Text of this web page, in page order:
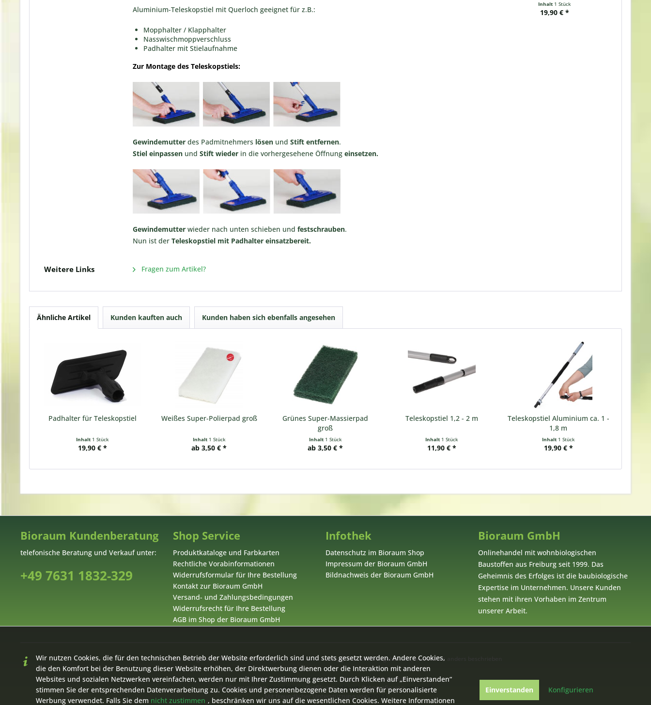
Aluminium-Teleskopstiel mit Querloch geeignet für z.B.:
Mopphalter / Klapphalter
Nasswischmoppverschluss
Padhalter mit Stielaufnahme
Zur Montage des Teleskopstiels:
Gewindemutter des Padmitnehmers lösen undStift entfernen.
Stiel einpassen undStift wieder in die vorhergesehene Öffnungeinsetzen.
Gewindemutter wieder nach unten schieben und festschrauben.
Nun ist derTeleskopstiel mit Padhalter einsatzbereit.
Weitere Links Fragen zum Artikel?
Inhalt 1 Stück
19,90 € *
Ähnliche Artikel Kunden kauften auch Kunden haben sich ebenfalls angesehen
Padhalter für Teleskopstiel
Inhalt 1 Stück
19,90 € *
Weißes Super-Polierpad groß
Inhalt 1 Stück
ab 3,50 € *
Grünes Super-Massierpad
groß
Inhalt 1 Stück
ab 3,50 € *
Teleskopstiel 1,2 - 2 m
Inhalt 1 Stück
11,90 € *
Teleskopstiel Aluminium ca. 1 -
1,8 m
Inhalt 1 Stück
19,90 € *
Bioraum Kundenberatung
telefonische Beratung und Verkauf unter:
+49 7631 1832-329
Shop Service
Produktkataloge und Farbkarten
Rechtliche Vorabinformationen
Widerrufsformular für Ihre Bestellung
Kontakt zur Bioraum GmbH
Versand- und Zahlungsbedingungen
Widerrufsrecht für Ihre Bestellung
AGB im Shop der Bioraum GmbH
Infothek
Datenschutz im Bioraum Shop
Impressum der Bioraum GmbH
Bildnachweis der Bioraum GmbH
Bioraum GmbH
Onlinehandel mit wohnbiologischen
Baustoffen aus Freiburg seit 1999. Das
Geheimnis des Erfolges ist die baubiologische
Expertise im Unternehmen. Unsere Kunden
stehen mit ihren Vorhaben im Zentrum
unserer Arbeit.
* Alle Preise inkl. gesetzl. Mehrwertsteuer zzgl.Versandkostenund ggf. Nachnahmegebühren, wenn nicht anders beschrieben
Copyright © byBioraum GmbH- Alle Rechte vorbehalten
Realisierung vonShopdoktor, Grafik voninfo-art, Fotografie vonecomsult
Mit freundlicher Unterstützung vonBIOFA
Wir nutzen Cookies, die für den technischen Betrieb der Website erforderlich sind und stets gesetzt werden. Andere Cookies,
die den Komfort bei der Benutzung dieser Website erhöhen, der Direktwerbung dienen oder die Interaktion mit anderen
Websites und sozialen Netzwerken vereinfachen, werden nur mit Ihrer Zustimmung gesetzt. Durch Klicken auf „Einverstanden“
stimmen Sie der entsprechenden Datenverarbeitung zu. Cookies und personenbezogene Daten werden für personalisierte
Werbung verwendet. Falls Sie dem nicht zustimmen , beschränken wir uns auf die wesentlichen Cookies. Weitere Informationen
Einverstanden Konfigurieren